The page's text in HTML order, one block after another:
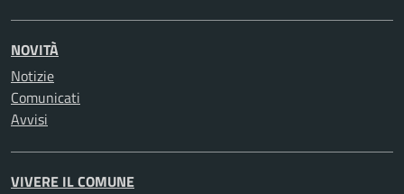
NOVITÀ
Notizie
Comunicati
Avvisi
VIVERE IL COMUNE